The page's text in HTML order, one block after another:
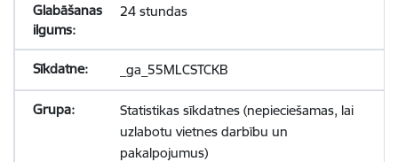
24 stundas
_ga_55MLCSTCKB
Statistikas sīkdatnes (nepieciešamas, lai
uzlabotu vietnes darbību un
pakalpojumus)